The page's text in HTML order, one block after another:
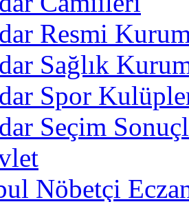
Resmi
Sağlık
Spor
Seçim
Nöbetçi